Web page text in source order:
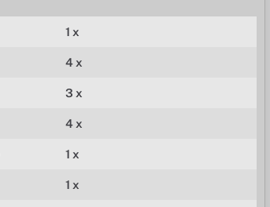
1 x
4 x
3 x
4 x
1 x
1 x